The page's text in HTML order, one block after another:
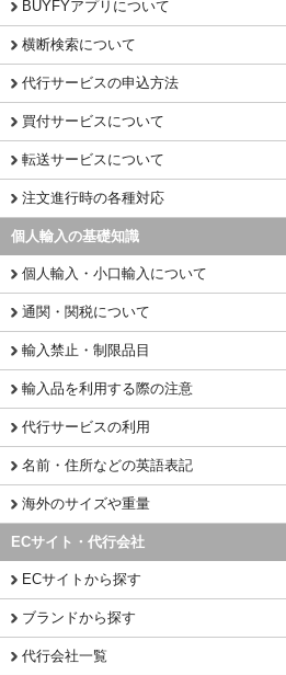
BUYFYアプリについて
横断検索について
代行サービスの申込方法
買付サービスについて
転送サービスについて
注文進行時の各種対応
個人輸入の基礎知識
個人輸入・小口輸入について
通関・関税について
輸入禁止・制限品目
輸入品を利用する際の注意
代行サービスの利用
名前・住所などの英語表記
海外のサイズや重量
ECサイト・代行会社
ECサイトから探す
ブランドから探す
代行会社一覧